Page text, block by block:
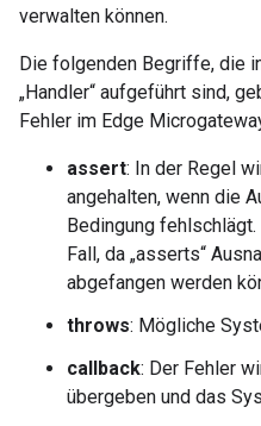
verwalten können.
Die folgenden Begriffe, die
„Handler“ aufgeführt sind,
Fehler im Edge
assert: In der Regel
angehalten, wenn die
Bedingung
Fall, da „asserts“
abgefangen werden
throws: Mögliche
callback: Der Fehler
übergeben und das